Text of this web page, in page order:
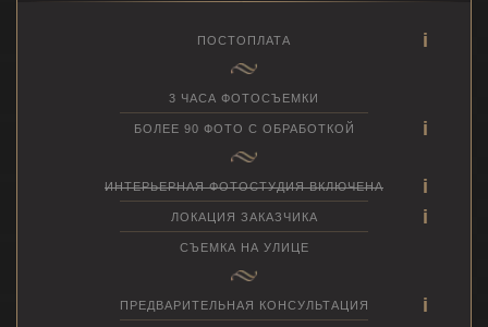
ПОСТОПЛАТА
3 ЧАСА ФОТОСЪЕМКИ
БОЛЕЕ 90 ФОТО С ОБРАБОТКОЙ
ИНТЕРЬЕРНАЯ ФОТОСТУДИЯ ВКЛЮЧЕНА
ЛОКАЦИЯ ЗАКАЗЧИКА
СЪЕМКА НА УЛИЦЕ
ПРЕДВАРИТЕЛЬНАЯ КОНСУЛЬТАЦИЯ